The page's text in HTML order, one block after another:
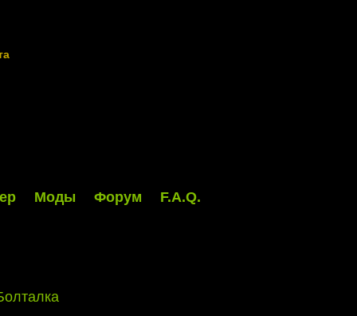
Моды Форум F.A.Q.